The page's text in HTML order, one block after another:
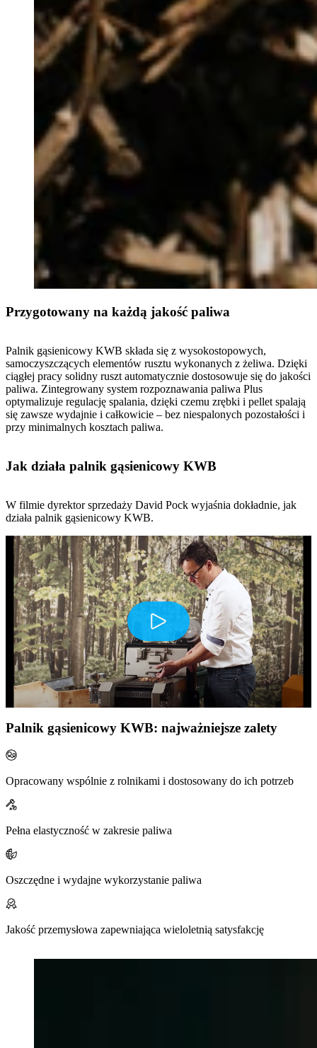
Przygotowany na każdą jakość paliwa
Palnik gąsienicowy KWB składa się z wysokostopowych,
samoczyszczących elementów rusztu wykonanych z żeliwa. Dzięki
ciągłej pracy solidny ruszt automatycznie dostosowuje się do jakości
paliwa. Zintegrowany system rozpoznawania paliwa Plus
optymalizuje regulację spalania, dzięki czemu zrębki i pellet spalają
się zawsze wydajnie i całkowicie – bez niespalonych pozostałości i
przy minimalnych kosztach paliwa.
Jak działa palnik gąsienicowy KWB
W filmie dyrektor sprzedaży David Pock wyjaśnia dokładnie, jak
działa palnik gąsienicowy KWB.
Palnik gąsienicowy KWB: najważniejsze zalety
Opracowany wspólnie z rolnikami i dostosowany do ich potrzeb
Pełna elastyczność w zakresie paliwa
Oszczędne i wydajne wykorzystanie paliwa
Jakość przemysłowa zapewniająca wieloletnią satysfakcję